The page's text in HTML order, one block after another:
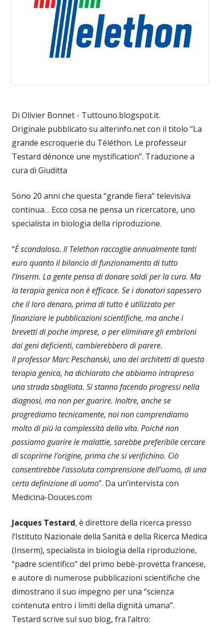
Di Olivier Bonnet - Tuttouno.blogspot.it.
Originale pubblicato su alterinfo.net con il titolo “La
grande escroquerie du Téléthon. Le professeur
Testard dénonce une mystification”. Traduzione a
cura di Giuditta
Sono 20 anni che questa “grande fiera” televisiva
continua… Ecco cosa ne pensa un ricercatore, uno
specialista in biologia della riproduzione.
“È scandaloso. Il Telethon raccoglie annualmente tanti
euro quanto il bilancio di funzionamento di tutto
l’Inserm. La gente pensa di donare soldi per la cura. Ma
la terapia genica non è efficace. Se i donatori sapessero
che il loro denaro, prima di tutto è utilizzato per
finanziare le pubblicazioni scientifiche, ma anche i
brevetti di poche imprese, o per eliminare gli embrioni
dai geni deficienti, cambierebbero di parere.
Il professor Marc Peschanski, uno dei architetti di questa
terapia genica, ha dichiarato che abbiamo intrapreso
una strada sbagliata. Si stanno facendo progressi nella
diagnosi, ma non per guarire. Inoltre, anche se
progrediamo tecnicamente, noi non comprendiamo
molto di più la complessità della vita. Poiché non
possiamo guarire le malattie, sarebbe preferibile cercare
di scoprirne l’origine, prima che si verifichino. Ciò
consentirebbe l’assoluta comprensione dell’uomo, di una
certa definizione di uomo”. Da un’intervista con
Medicina-Douces.com
Jacques Testard, è direttore della ricerca presso
l’Istituto Nazionale della Sanità e della Ricerca Medica
(Inserm), specialista in biologia della riproduzione,
“padre scientifico” del primo bebè-provetta francese,
e autore di numerose pubblicazioni scientifiche che
dimostrano il suo impegno per una “scienza
contenuta entro i limiti della dignità umana”.
Testard scrive sul suo blog, fra l’altro: